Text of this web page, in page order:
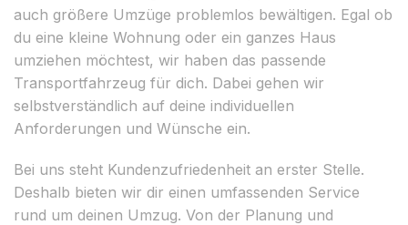
auch größere Umzüge problemlos bewältigen. Egal ob
du eine kleine Wohnung oder ein ganzes Haus
umziehen möchtest, wir haben das passende
Transportfahrzeug für dich. Dabei gehen wir
selbstverständlich auf deine individuellen
Anforderungen und Wünsche ein.
Bei uns steht Kundenzufriedenheit an erster Stelle.
Deshalb bieten wir dir einen umfassenden Service
rund um deinen Umzug. Von der Planung und